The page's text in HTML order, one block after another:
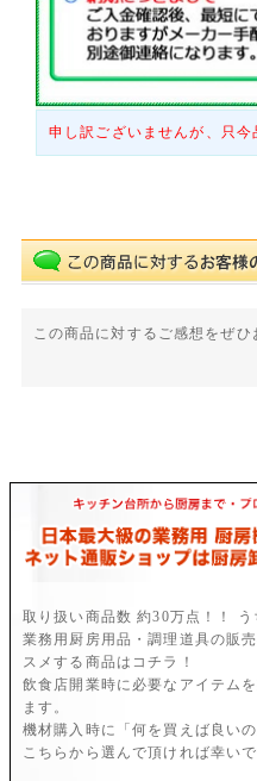
申し訳ございませんが、只今
この商品に対するご感想をぜひ
取り扱い商品数 約30万点！！
業務用厨房用品・調理道具の販
スメする商品はコチラ！
飲食店開業時に必要なアイテム
ます。
機材購入時に「何を買えば良い
こちらから選んで頂ければ幸いで